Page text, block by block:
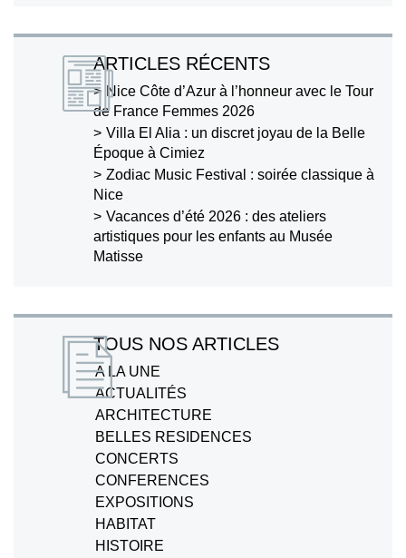
ARTICLES RÉCENTS
Nice Côte d’Azur à l’honneur avec le Tour
de France Femmes 2026
Villa El Alia : un discret joyau de la Belle
Époque à Cimiez
Zodiac Music Festival : soirée classique à
Nice
Vacances d’été 2026 : des ateliers
artistiques pour les enfants au Musée
Matisse
TOUS NOS ARTICLES
A LA UNE
ACTUALITÉS
ARCHITECTURE
BELLES RESIDENCES
CONCERTS
CONFERENCES
EXPOSITIONS
HABITAT
HISTOIRE